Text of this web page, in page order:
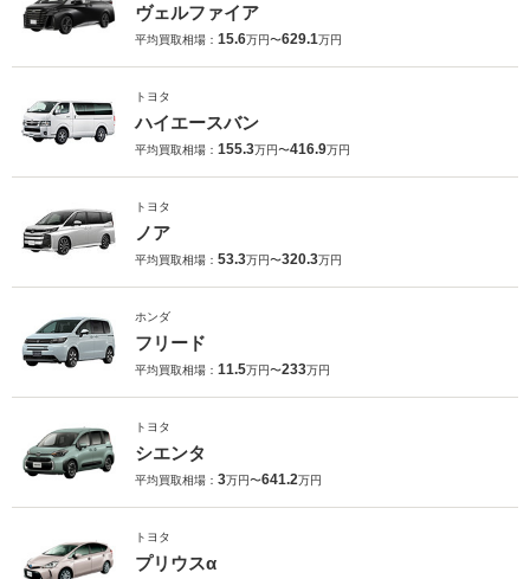
ヴェルファイア
平均買取相場： 15.6万円〜629.1万円
トヨタ
ハイエースバン
平均買取相場： 155.3万円〜416.9万円
トヨタ
ノア
平均買取相場： 53.3万円〜320.3万円
ホンダ
フリード
平均買取相場： 11.5万円〜233万円
トヨタ
シエンタ
平均買取相場： 3万円〜641.2万円
トヨタ
プリウスα